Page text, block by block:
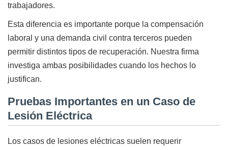
trabajadores.
Esta diferencia es importante porque la compensación
laboral y una demanda civil contra terceros pueden
permitir distintos tipos de recuperación. Nuestra firma
investiga ambas posibilidades cuando los hechos lo
justifican.
Pruebas Importantes en un Caso de
Lesión Eléctrica
Los casos de lesiones eléctricas suelen requerir